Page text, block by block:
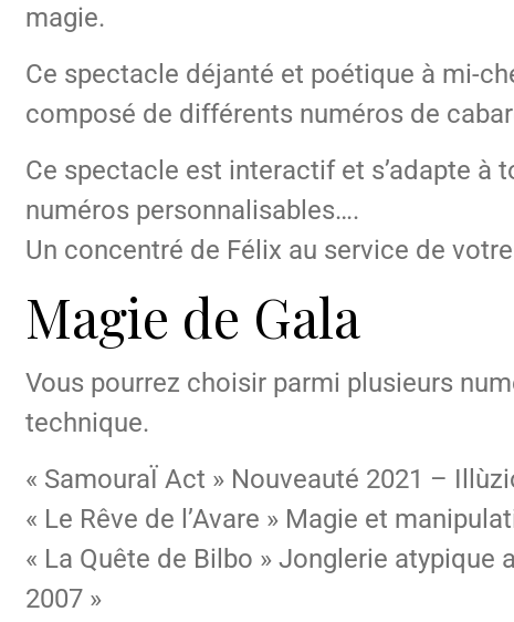
magie.
Ce spectacle déjanté et poétique à mi-
composé de différents numéros de
Ce spectacle est interactif et s’adapte à
numéros personnalisables….
Un concentré de Félix au service de
Magie de Gala
Vous pourrez choisir parmi plusieurs
technique.
« SamouraÏ Act » Nouveauté 2021 –
« Le Rêve de l’Avare » Magie et
« La Quête de Bilbo » Jonglerie
2007 »